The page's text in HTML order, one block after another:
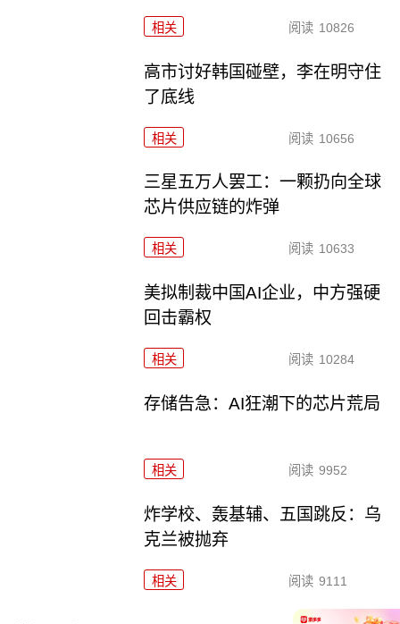
相关 阅读 10826
高市讨好韩国碰壁，李在明守住
了底线
相关 阅读 10656
三星五万人罢工：一颗扔向全球
芯片供应链的炸弹
相关 阅读 10633
美拟制裁中国AI企业，中方强硬
回击霸权
相关 阅读 10284
存储告急：AI狂潮下的芯片荒局
相关 阅读 9952
炸学校、轰基辅、五国跳反：乌
克兰被抛弃
相关 阅读 9111